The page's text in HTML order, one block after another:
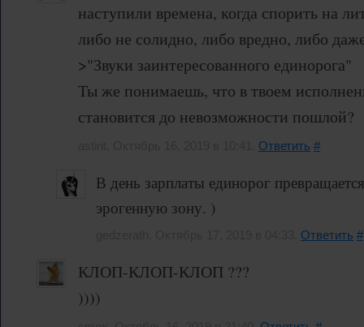
наступили времена, когда спорить на
либо не солидно, либо вредно, либо
>"Звуки заинтересованного единорога"
Ты же понимаешь, что в твоем
становится до невозможности пошлой?
Ответить #
В день зарплаты единорог
эрогенную зону. )
Ответить #
КЛОП-КЛОП-КЛОП ???
))))